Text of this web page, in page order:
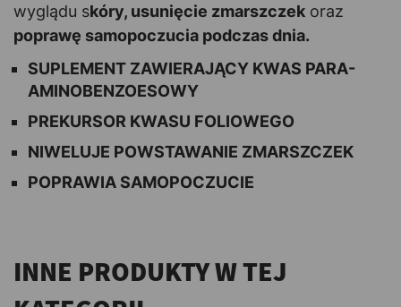
wyglądu skóry, usunięcie zmarszczek oraz
poprawę samopoczucia podczas dnia.
SUPLEMENT ZAWIERAJĄCY KWAS PARA-
AMINOBENZOESOWY
PREKURSOR KWASU FOLIOWEGO
NIWELUJE POWSTAWANIE ZMARSZCZEK
POPRAWIA SAMOPOCZUCIE
INNE PRODUKTY W TEJ